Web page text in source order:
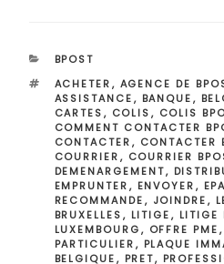
CATÉGORIES
BPOST
ÉTIQUETTES
ACHETER, AGENCE DE
ASSISTANCE, BANQUE,
CARTES, COLIS, COLIS
COMMENT CONTACTER
CONTACTER, CONTACTER
COURRIER, COURRIER
DEMENARGEMENT,
EMPRUNTER, ENVOYER,
RECOMMANDE, JOINDRE,
BRUXELLES, LITIGE, LITIGE
LUXEMBOURG, OFFRE PME,
PARTICULIER, PLAQUE
BELGIQUE, PRET,